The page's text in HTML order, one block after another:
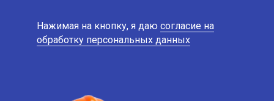
Нажимая на кнопку, я даю согласие на
обработку персональных данных